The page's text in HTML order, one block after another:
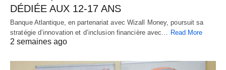
DÉDIÉE AUX 12-17 ANS
Banque Atlantique, en partenariat avec Wizall Money, poursuit sa
stratégie d’innovation et d’inclusion financière avec…
Read More
2 semaines ago